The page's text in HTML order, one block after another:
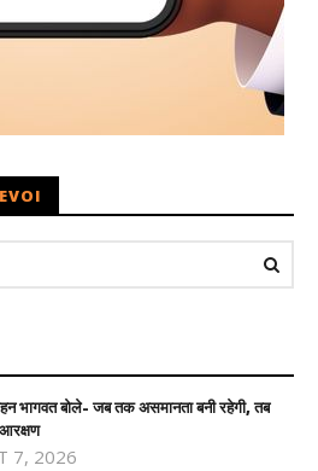
भागवत बोले- जब तक असमानता बनी रहेगी, तब
7, 2026